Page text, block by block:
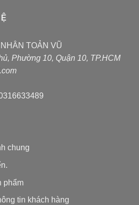
TOẢN VŨ
Phường 10, Quận 10, TP.HCM
chung
phẩm
tin khách hàng